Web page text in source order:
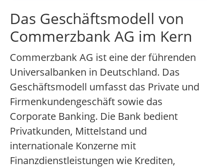
Das Geschäftsmodell von
Commerzbank AG im Kern
Commerzbank AG ist eine der führenden
Universalbanken in Deutschland. Das
Geschäftsmodell umfasst das Private und
Firmenkundengeschäft sowie das
Corporate Banking. Die Bank bedient
Privatkunden, Mittelstand und
internationale Konzerne mit
Finanzdienstleistungen wie Krediten,